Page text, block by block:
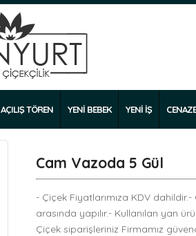
AÇILIŞ TÖREN YENİ BEBEK YENİ İŞ
Cam Vazoda 5 Gül
- Çiçek Fiyatlarımıza KDV
arasında yapılır.- Kullanılan yan
Çiçek siparişleriniz Firmamız